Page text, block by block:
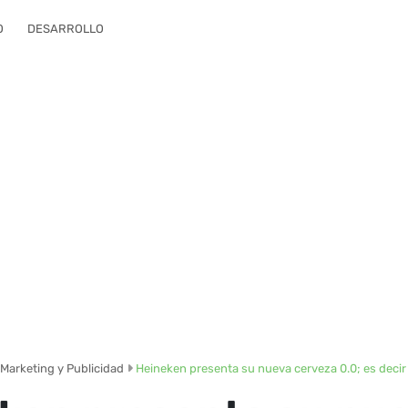
DESARROLLO
Marketing y Publicidad Heineken presenta su nueva cerveza 0.0; es